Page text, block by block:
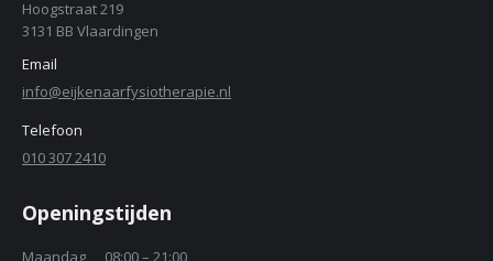
Hoogstraat 219
3131 BB Vlaardingen
Email
info@eijkenaarfysiotherapie.nl
Telefoon
010 307 2410
Openingstijden
Maandag
08:00 – 21:00